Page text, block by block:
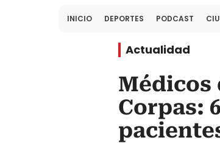
INICIO DEPORTES PODCAST
Actualidad
Médicos
Corpas: